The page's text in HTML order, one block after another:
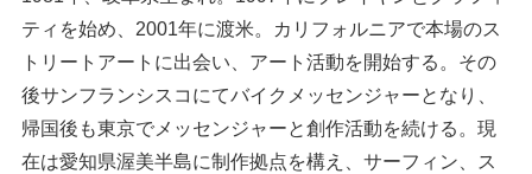
ティを始め、2001年に渡米。カリフォルニアで本場のス
トリートアートに出会い、アート活動を開始する。その
後サンフランシスコにてバイクメッセンジャーとなり、
帰国後も東京でメッセンジャーと創作活動を続ける。現
在は愛知県渥美半島に制作拠点を構え、サーフィン、ス